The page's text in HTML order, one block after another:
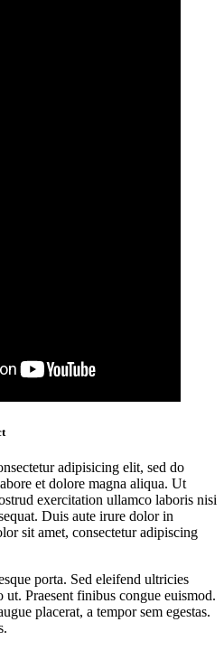
adipisicing elit, sed do
et dolore magna aliqua. Ut
exercitation ullamco laboris nisi
Duis aute irure dolor in
sit amet, consectetur adipiscing
porta. Sed eleifend ultricies
Praesent finibus congue euismod.
placerat, a tempor sem egestas.